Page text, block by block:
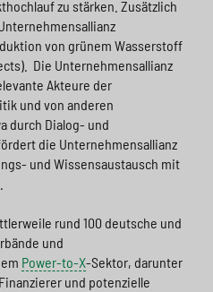
zu stärken. Zusätzlich
von grünem Wasserstoff
Die Unternehmensallianz
Akteure der
und von anderen
durch Dialog- und
die Unternehmensallianz
und Wissensaustausch mit
rund 100 deutsche und
und
Power-to-X-Sektor, darunter
und potenzielle